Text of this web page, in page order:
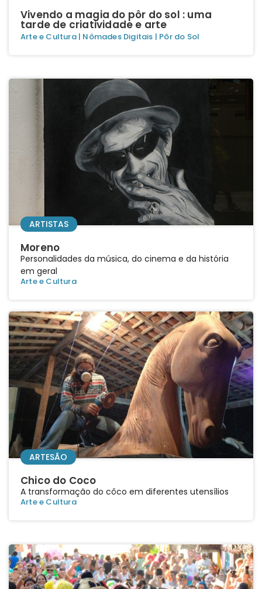
Vivendo a magia do pôr do sol : uma
tarde de criatividade e arte
Arte e Cultura| Nômades Digitais | Pôr do Sol
ARTISTAS
Moreno
Personalidades da música, do cinema e da história
em geral
Arte e Cultura
ARTESÃO
Chico do Coco
A transformação do côco em diferentes utensílios
Arte e Cultura